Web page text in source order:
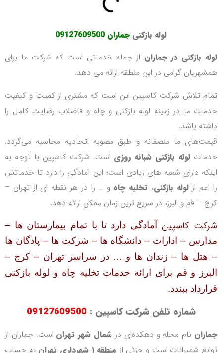
لوله بازکنی جماران 09127609500
لوله بازکنی در جماران از جمله خدماتی است که شرکت ما برای
همشهریان گرامی در این منطقه ارائه می دهد.
تمام تلاش شرکت کاسپین این است که مشتری از کمیت و کیفیت
خدمات ما در زمینه لوله بازکنی و چاه و فاضلاب رضایت کامل را
داشته باشد.
قیمت‌های ما منصفانه و طبق مصوبه اتحادیه محاسبه می‌گردد.
خدمات لوله بازکنی شبانه روزی است. شرکت کاسپین با توجه به
اینکه دارای شعبه های زیادی است؛ این آمادگی را دارد تا خدماتش
را اعم ازلوله بازکنی، تخلیه چاه و … را در هر نقطه ای از تهران –
کرج – قم و البرز، در سریع ترین زمان ممکن ارائه دهد.
شرکت کاسپین
آمادگی دارد تا با تمام بیمارستان ها –
مدارس – ادارات – دانشگاه ها – شرکت ها – پادگان ها
– هتل ها – زندان ها و … در سراسر تهران – کرج –
البرز و قم برای ارائه خدمات تخلیه چاه و لوله بازکنی
قرارداد ببندد.
شماره تلفن شرکت کاسپین : 09127609500
جماران نام محله و دهکده‌ای در شمال شهر تهران است. جماران از
توابع شمیرانات است و جزئی از منطقه ۱ شهرداری تهران
به حساب